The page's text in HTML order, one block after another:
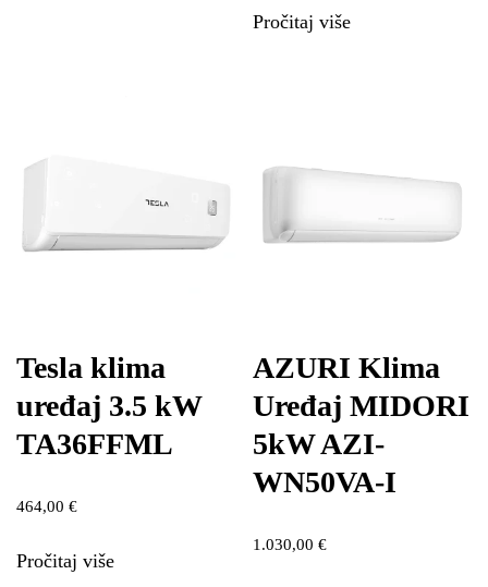
Pročitaj više
Tesla klima
uređaj 3.5 kW
TA36FFML
464,00 €
Pročitaj više
AZURI Klima
Uređaj MIDORI
5kW AZI-
WN50VA-I
1.030,00€